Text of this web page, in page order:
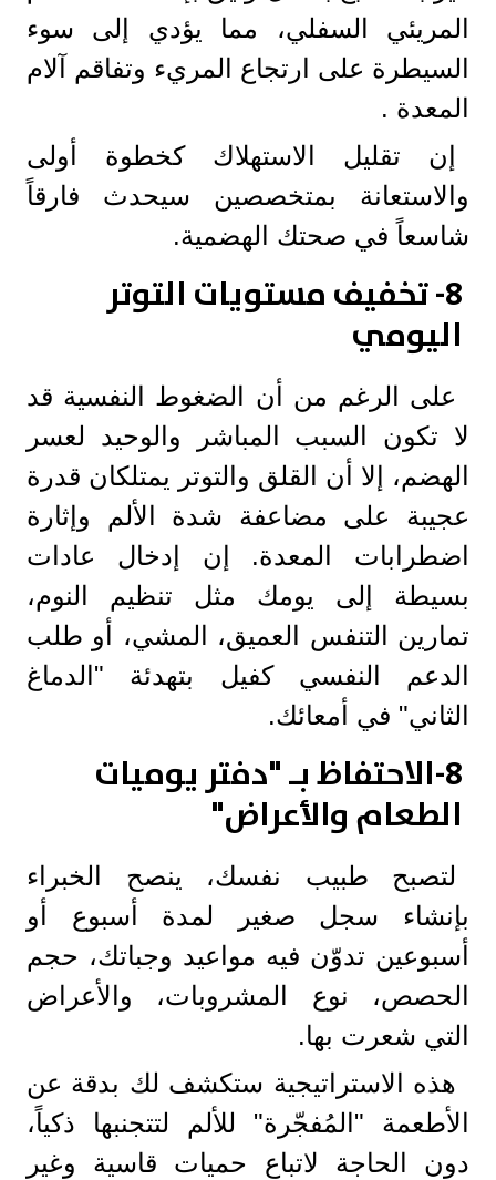
المريئي السفلي، مما يؤدي إلى سوء
السيطرة على ارتجاع المريء وتفاقم آلام
المعدة .
إن تقليل الاستهلاك كخطوة أولى
والاستعانة بمتخصصين سيحدث فارقاً
شاسعاً في صحتك الهضمية.
8- تخفيف مستويات التوتر
اليومي
على الرغم من أن الضغوط النفسية قد
لا تكون السبب المباشر والوحيد لعسر
الهضم، إلا أن القلق والتوتر يمتلكان قدرة
عجيبة على مضاعفة شدة الألم وإثارة
اضطرابات المعدة. إن إدخال عادات
بسيطة إلى يومك مثل تنظيم النوم،
تمارين التنفس العميق، المشي، أو طلب
الدعم النفسي كفيل بتهدئة "الدماغ
الثاني" في أمعائك.
8-الاحتفاظ بـ "دفتر يوميات
الطعام والأعراض"
لتصبح طبيب نفسك، ينصح الخبراء
بإنشاء سجل صغير لمدة أسبوع أو
أسبوعين تدوّن فيه مواعيد وجباتك، حجم
الحصص، نوع المشروبات، والأعراض
التي شعرت بها.
هذه الاستراتيجية ستكشف لك بدقة عن
الأطعمة "المُفجّرة" للألم لتتجنبها ذكياً،
دون الحاجة لاتباع حميات قاسية وغير